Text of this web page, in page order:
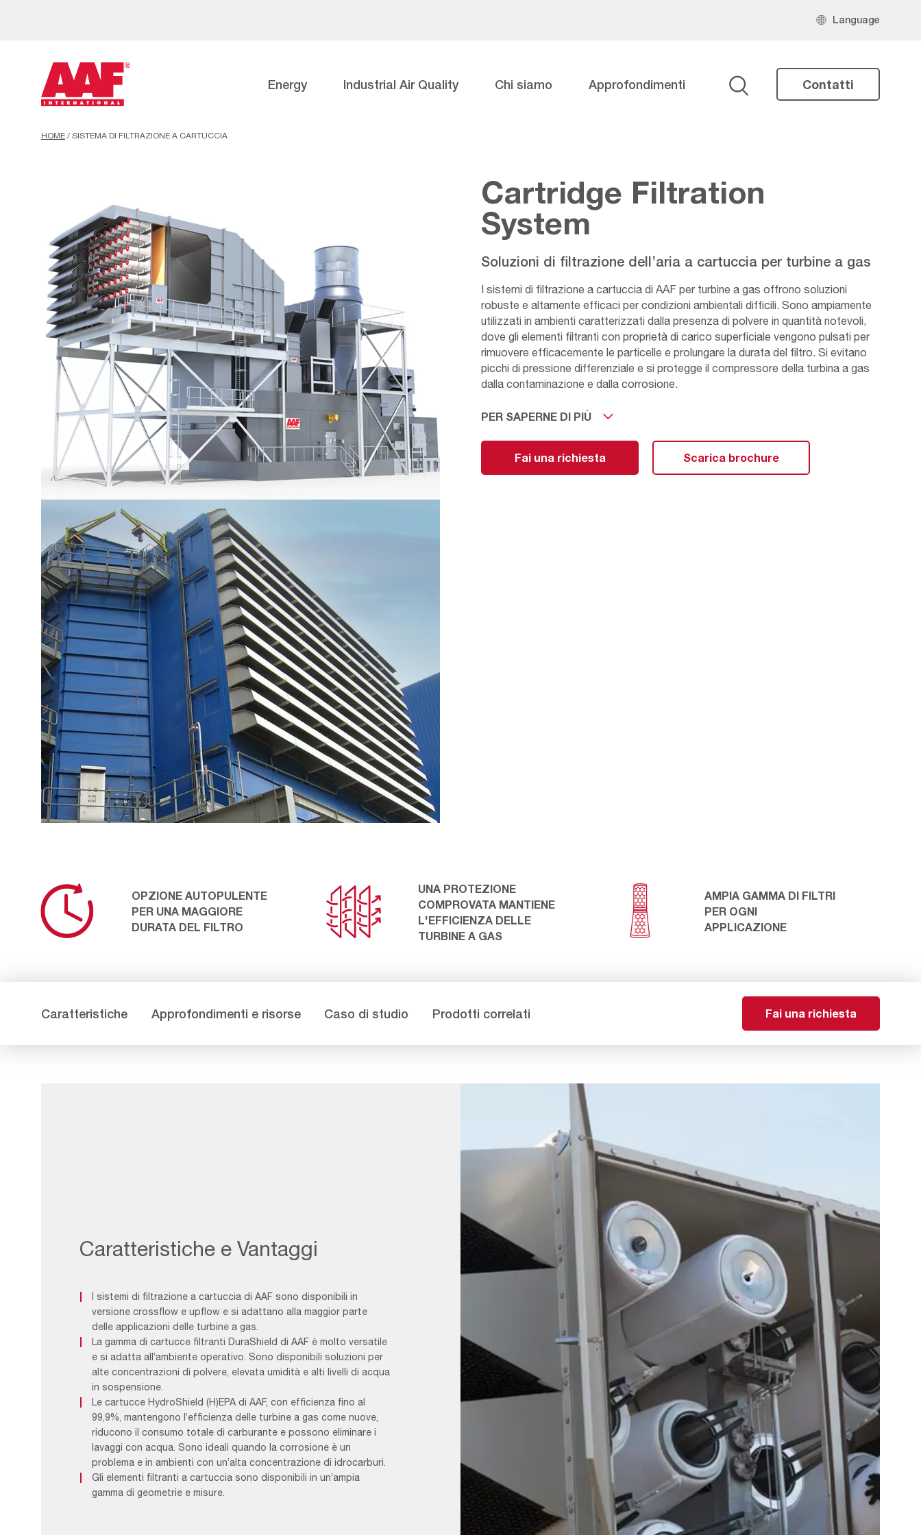
Language
Contatti
Energy Industrial Air Quality Chi siamo Approfondimenti
HOME / SISTEMA DI FILTRAZIONE A CARTUCCIA
Cartridge Filtration
System
Soluzioni di filtrazione dell’aria a cartuccia per turbine a gas
I sistemi di filtrazione a cartuccia di AAF per turbine a gas offrono soluzioni
robuste e altamente efficaci per condizioni ambientali difficili. Sono ampiamente
utilizzati in ambienti caratterizzati dalla presenza di polvere in quantità notevoli,
dove gli elementi filtranti con proprietà di carico superficiale vengono pulsati per
rimuovere efficacemente le particelle e prolungare la durata del filtro. Si evitano
picchi di pressione differenziale e si protegge il compressore della turbina a gas
dalla contaminazione e dalla corrosione.
I sistemi di filtrazione a cartuccia sono personalizzati per adattarsi alle condizioni
definisce la filtrazione in base ai requisiti del cliente e alle condizioni operative,
PER SAPERNE DI PIÙ
Fai una richiesta Scarica brochure
OPZIONE AUTOPULENTE
PER UNA MAGGIORE
DURATA DEL FILTRO
UNA PROTEZIONE
COMPROVATA MANTIENE
L'EFFICIENZA DELLE
TURBINE A GAS
AMPIA GAMMA DI FILTRI
PER OGNI
APPLICAZIONE
Caratteristiche Approfondimenti e risorse Caso di studio Prodotti correlati Fai una richiesta
Filtration
Caratteristiche e Vantaggi
I sistemi di filtrazione a cartuccia di AAF sono disponibili in
versione crossflow e upflow e si adattano alla maggior parte
delle applicazioni delle turbine a gas.
La gamma di cartucce filtranti DuraShield di AAF è molto versatile
e si adatta all’ambiente operativo. Sono disponibili soluzioni per
alte concentrazioni di polvere, elevata umidità e alti livelli di acqua
in sospensione.
Le cartucce HydroShield (H)EPA di AAF, con efficienza fino al
99,9%, mantengono l’efficienza delle turbine a gas come nuove,
riducono il consumo totale di carburante e possono eliminare i
lavaggi con acqua. Sono ideali quando la corrosione è un
problema e in ambienti con un’alta concentrazione di idrocarburi.
Gli elementi filtranti a cartuccia sono disponibili in un’ampia
gamma di geometrie e misure.